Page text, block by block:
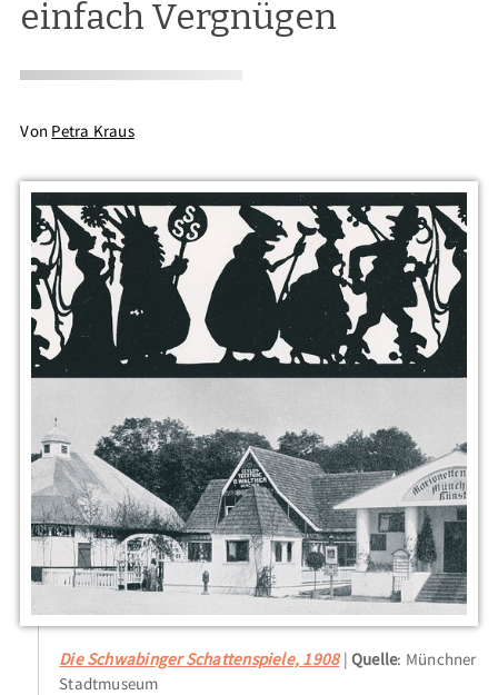
einfach Vergnügen
Von Petra Kraus
Die Schwabinger Schattenspiele, 1908 Quelle: Münchner
Stadtmuseum